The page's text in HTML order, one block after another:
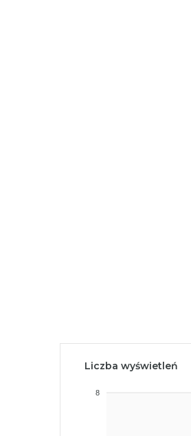
Liczba wyświetleń
8